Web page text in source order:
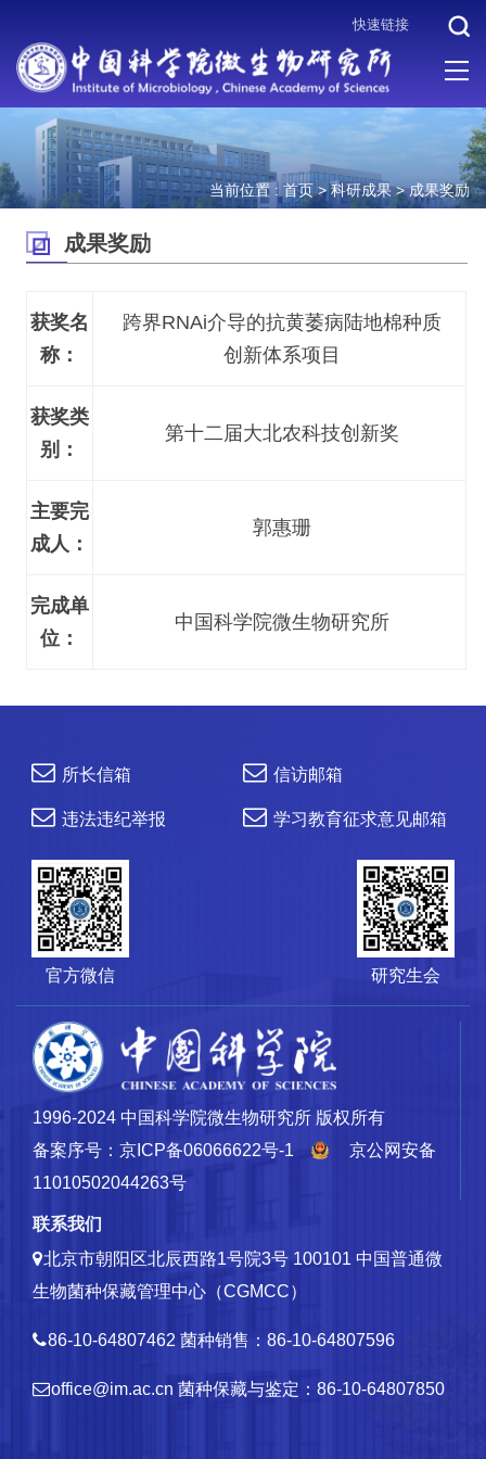
快速链接
当前位置 : 首页>科研成果>成果奖励
成果奖励
获奖名
称：
跨界RNAi介导的抗黄萎病陆地棉种质
创新体系项目
获奖类
别：
第十二届大北农科技创新奖
主要完
成人：
郭惠珊
完成单
位：
中国科学院微生物研究所
所长信箱 信访邮箱
违法违纪举报 学习教育征求意见邮箱
官方微信 研究生会
1996-2024 中国科学院微生物研究所 版权所有
备案序号：京ICP备06066622号-1
京公网安备
11010502044263号
联系我们
北京市朝阳区北辰西路1号院3号 100101 中国普通微
生物菌种保藏管理中心（CGMCC）
86-10-64807462 菌种销售：86-10-64807596
office@im.ac.cn 菌种保藏与鉴定：86-10-64807850